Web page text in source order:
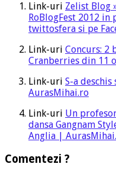
Link-uri Zelist Blog
RoBlogFest 2012
twittosfera si pe
Link-uri Concurs: 2
Cranberries din 11
Link-uri S-a
AurasMihai.ro
Link-uri Un
dansa Gangnam
Anglia |
Comentezi ?